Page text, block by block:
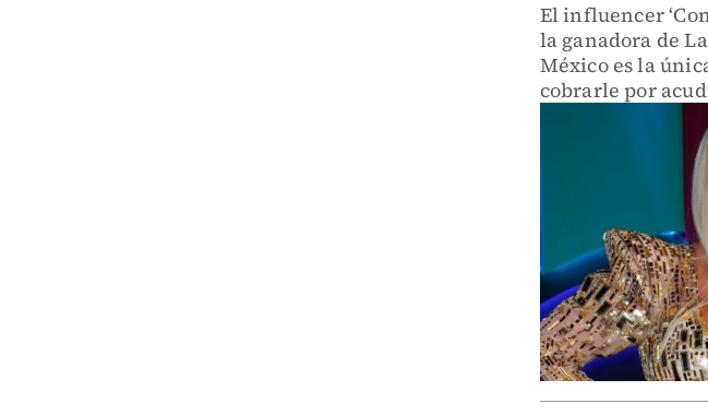
El influencer
la ganadora de
México es la
cobrarle por